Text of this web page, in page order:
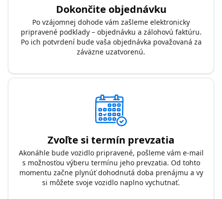
Dokončite objednávku
Po vzájomnej dohode vám zašleme elektronicky
pripravené podklady – objednávku a zálohovú faktúru.
Po ich potvrdení bude vaša objednávka považovaná za
záväzne uzatvorenú.
Zvoľte si termín prevzatia
Akonáhle bude vozidlo pripravené, pošleme vám e-mail
s možnosťou výberu termínu jeho prevzatia. Od tohto
momentu začne plynúť dohodnutá doba prenájmu a vy
si môžete svoje vozidlo naplno vychutnať.